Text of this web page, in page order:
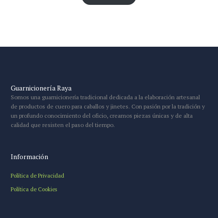
Guarnicionería Raya
Somos una guarnicionería tradicional dedicada a la elaboración artesanal
de productos de cuero para caballos y jinetes. Con pasión por la tradición y
un profundo conocimiento del oficio, creamos piezas únicas y de alta
calidad que resisten el paso del tiempo.
Información
Política de Privacidad
Política de Cookies